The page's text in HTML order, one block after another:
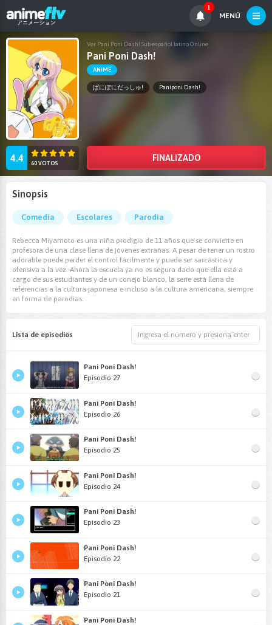
1
MENÚ
Ver Pani Poni Dash! Sub español latino Online
Pani Poni Dash!
ANIME
ぱにぽにだっしゅ! Paniponi Dash!
4.4 60 VOTOS
FINALIZADO
Sinopsis
Comedia Escolares Parodia
Rebecca Miyamoto es una niña prodigio de 11 años que se convierte en
profesora de una clase llena de jóvenes extrañas. A pesar de tener un rostro
adorable puede perder el control fácilmente y puede ser sarcástica y
ofensiva a la vez. Ahora la escuela ya no es segura dado que ella está a
cargo de sus estudiantes y de un conejo blanco, la serie está llena de
referencias a la cultura japonesa e incluso a la cultura americana, siempre
en forma de parodias.
Lista de episodios
Pani Poni Dash!
Episodio 27
Pani Poni Dash!
Episodio 26
Pani Poni Dash!
Episodio 25
Pani Poni Dash!
Episodio 24
Pani Poni Dash!
Episodio 23
Pani Poni Dash!
Episodio 22
Pani Poni Dash!
Episodio 21
Pani Poni Dash!